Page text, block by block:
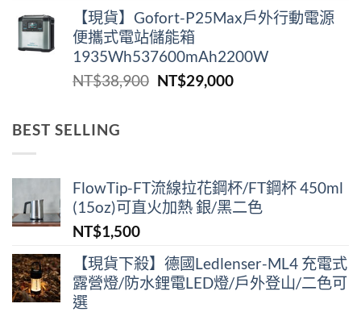
價
格：
NT$8,900。
價
NT$3,900。
【現貨】Gofort-P25Max戶外行動電源
便攜式電站儲能箱
1935Wh537600mAh2200W
NT$38,900 原
NT$29,000目
BEST SELLING
FlowTip-FT流線拉花鋼杯/FT鋼杯 450ml
(15oz)可直火加熱 銀/黑二色
NT$1,500
【現貨下殺】德國Ledlenser-ML4 充電式
露營燈/防水鋰電LED燈/戶外登山/二色可
選